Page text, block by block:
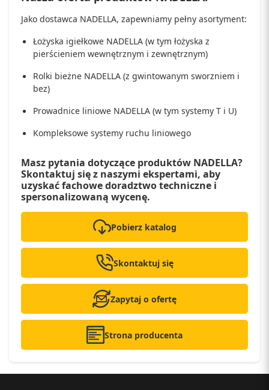
Jako dostawca NADELLA, zapewniamy pełny asortyment:
Łożyska igiełkowe NADELLA (w tym łożyska z
pierścieniem wewnętrznym i zewnętrznym)
Rolki bieżne NADELLA (z gwintowanym sworzniem i
bez)
Prowadnice liniowe NADELLA (w tym systemy T i U)
Kompleksowe systemy ruchu liniowego
Masz pytania dotyczące produktów NADELLA?
Skontaktuj się z naszymi ekspertami, aby
uzyskać fachowe doradztwo techniczne i
spersonalizowaną wycenę.
Pobierz katalog
Skontaktuj się
Zapytaj o ofertę
Strona producenta